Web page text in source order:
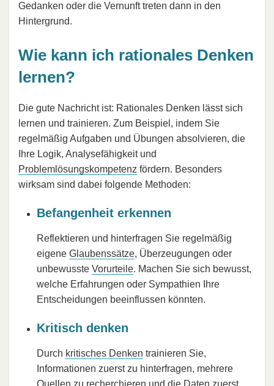
Gedanken oder die Vernunft treten dann in den
Hintergrund.
Wie kann ich rationales Denken
lernen?
Die gute Nachricht ist: Rationales Denken lässt sich
lernen und trainieren. Zum Beispiel, indem Sie
regelmäßig Aufgaben und Übungen absolvieren, die
Ihre Logik, Analysefähigkeit und
Problemlösungskompetenz fördern. Besonders
wirksam sind dabei folgende Methoden:
Befangenheit erkennen
Reflektieren und hinterfragen Sie regelmäßig
eigene Glaubenssätze, Überzeugungen oder
unbewusste Vorurteile. Machen Sie sich bewusst,
welche Erfahrungen oder Sympathien Ihre
Entscheidungen beeinflussen könnten.
Kritisch denken
Durch kritisches Denken trainieren Sie,
Informationen zuerst zu hinterfragen, mehrere
Quellen zu recherchieren und die Daten zuerst